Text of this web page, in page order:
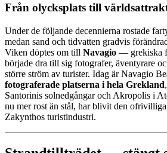
Från olycksplats till
Under de följande decennierna rostade
medan sand och tidvatten gradvis
Viken döptes om till Navagio — grekiska
började dra till sig fotografer, äventyrare
större ström av turister. Idag är Navagio
fotograferade platserna i hela Grekland
Santorinis solnedgångar och Akropolis i
nu mer rost än stål, har blivit den
Zakynthos turistindustri.